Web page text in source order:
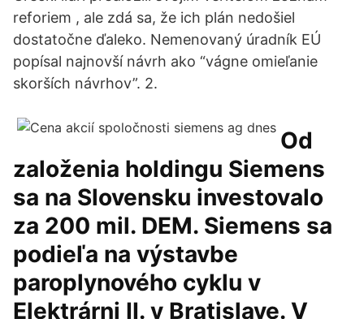
reforiem , ale zdá sa, že ich plán nedošiel
dostatočne ďaleko. Nemenovaný úradník EÚ
popísal najnovší návrh ako “vágne omieľanie
skorších návrhov”. 2.
Od
založenia holdingu Siemens
sa na Slovensku investovalo
za 200 mil. DEM. Siemens sa
podieľa na výstavbe
paroplynového cyklu v
Elektrárni II. v Bratislave. V